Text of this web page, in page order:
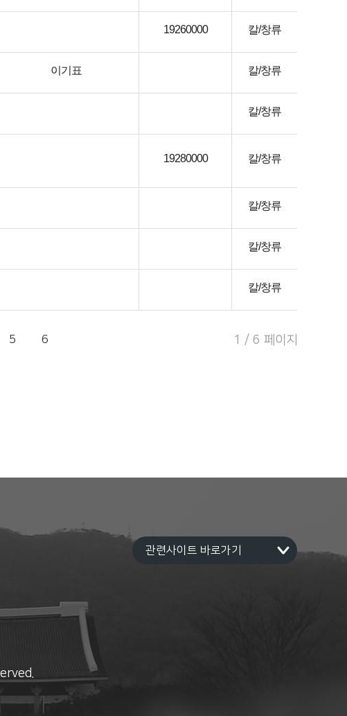
19260000 칼/창류
이기표 칼/창류
칼/창류
19280000 칼/창류
칼/창류
칼/창류
칼/창류
5 6 1 / 6 페이지